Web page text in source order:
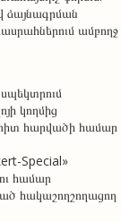
ձայնագրման
ամբողջ
կողմից
հարվածի համար
Special»
համար
հակաշողշողացող